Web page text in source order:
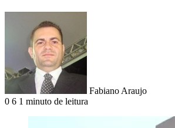
Fabiano Araujo
0 6 1 minuto de leitura